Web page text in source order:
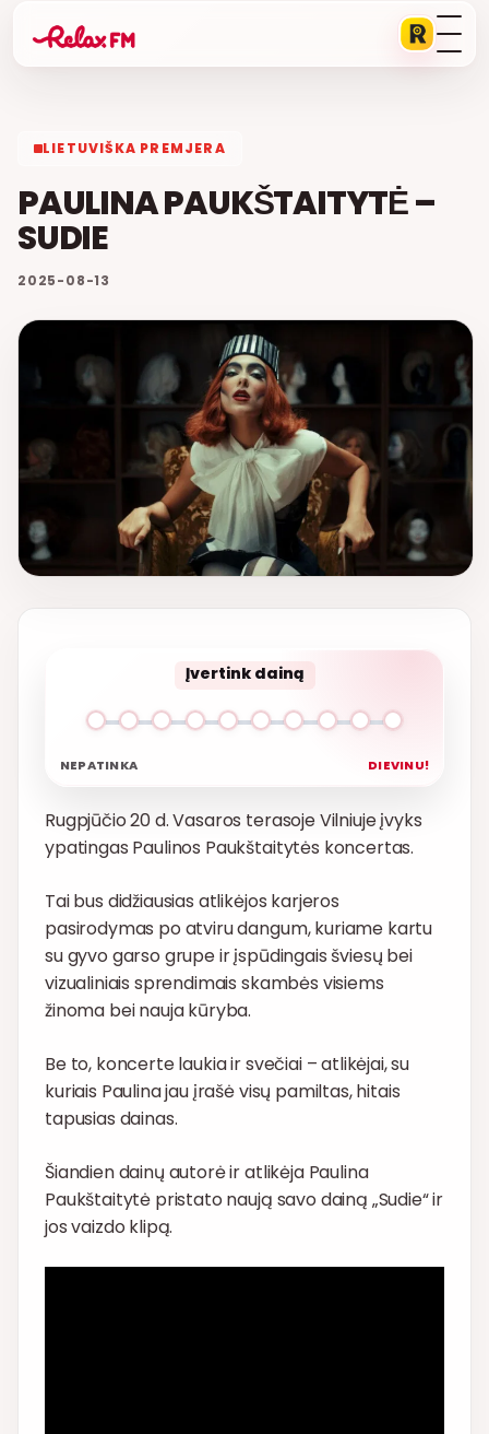
LIETUVIŠKA PREMJERA
PAULINA PAUKŠTAITYTĖ –
SUDIE
2025-08-13
Įvertink dainą
NEPATINKA DIEVINU!
Rugpjūčio 20 d. Vasaros terasoje Vilniuje įvyks
ypatingas Paulinos Paukštaitytės koncertas.
Tai bus didžiausias atlikėjos karjeros
pasirodymas po atviru dangum, kuriame kartu
su gyvo garso grupe ir įspūdingais šviesų bei
vizualiniais sprendimais skambės visiems
žinoma bei nauja kūryba.
Be to, koncerte laukia ir svečiai – atlikėjai, su
kuriais Paulina jau įrašė visų pamiltas, hitais
tapusias dainas.
Šiandien dainų autorė ir atlikėja Paulina
Paukštaitytė pristato naują savo dainą „Sudie“ ir
jos vaizdo klipą.